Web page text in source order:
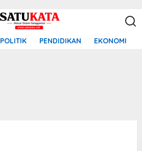
POLITIK PENDIDIKAN EKONOMI